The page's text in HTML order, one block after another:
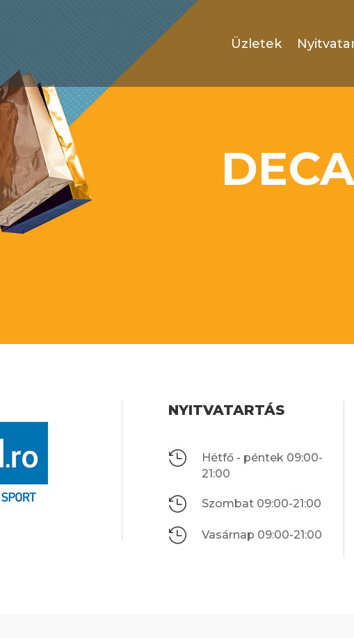
Üzletek
NYITVATARTÁS

Hétfő - péntek 09:00-
21:00
 Szombat 09:00-21:00
 Vasárnap 09:00-21:00